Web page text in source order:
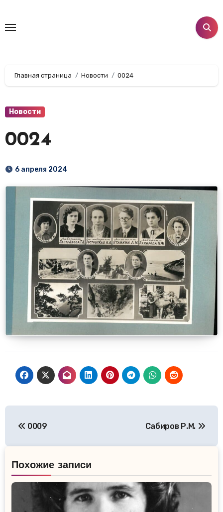
содержанию
Главная страница Новости 0024
Новости
0024
6 апреля 2024
0009 Сабиров Р.М.
Похожие записи